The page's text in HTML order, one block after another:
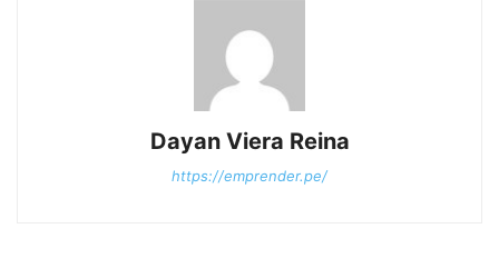
Dayan Viera Reina
https://emprender.pe/